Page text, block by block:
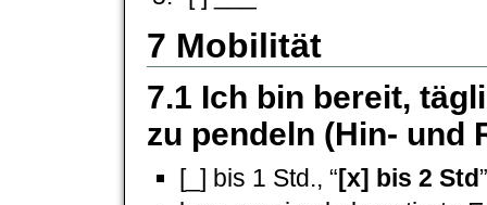
7 Mobilität
7.1 Ich bin bereit,
zu pendeln (Hin- und
[_] bis 1 Std., “[x] bis 2 Std